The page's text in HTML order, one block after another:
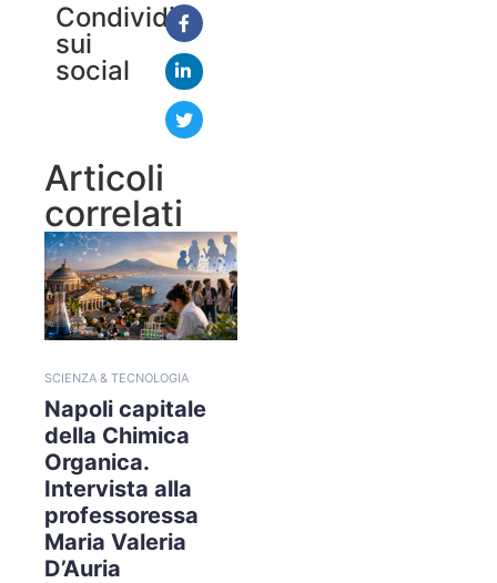
Condividi
sui
social
Articoli
correlati
SCIENZA & TECNOLOGIA
Napoli capitale
della Chimica
Organica.
Intervista alla
professoressa
Maria Valeria
D’Auria